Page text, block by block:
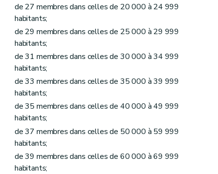
Art.L1218-7
Art.L1218-10
Titre II
Administration des biens de la commune
Chapitre premier Donations et legs à la commune et aux établissements publics existant dans la commune
Art. L1221-2
Art. L1222-2
Art. L1222-4
Chapitre III Voirie communale
Titre III Administration de certains services communaux
de 27 membres dans celles de 20 000 à 24 999
habitants;
de 29 membres dans celles de 25 000 à 29 999
habitants;
de 31 membres dans celles de 30 000 à 34 999
habitants;
de 33 membres dans celles de 35 000 à 39 999
habitants;
de 35 membres dans celles de 40 000 à 49 999
habitants;
de 37 membres dans celles de 50 000 à 59 999
habitants;
de 39 membres dans celles de 60 000 à 69 999
habitants;